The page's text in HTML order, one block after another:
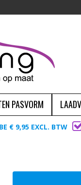
PASVORM
€ 9,95 EXCL. BTW